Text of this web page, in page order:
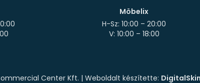
Möbelix
H-Sz: 10:00 – 20:00
Center Kft. | Weboldalt készítette: